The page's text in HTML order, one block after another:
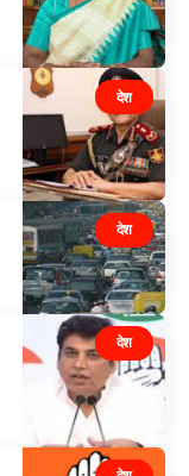
देश
देश
देश